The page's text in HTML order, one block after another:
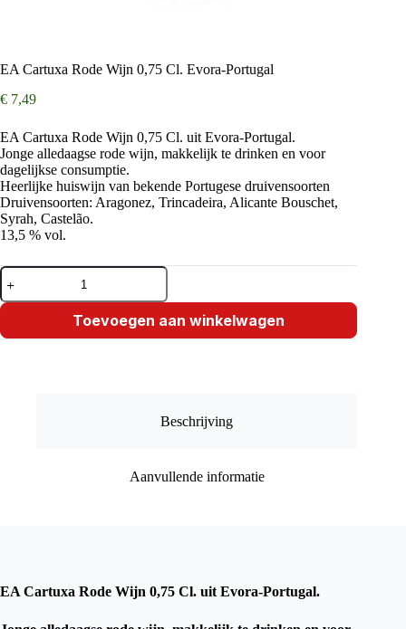
EA Cartuxa Rode Wijn 0,75 Cl. Evora-Portugal
€ 7,49
EA Cartuxa Rode Wijn 0,75 Cl. uit Evora-Portugal.
Jonge alledaagse rode wijn, makkelijk te drinken en voor
dagelijkse consumptie.
Heerlijke huiswijn van bekende Portugese druivensoorten
Druivensoorten: Aragonez, Trincadeira, Alicante Bouschet,
Syrah, Castelão.
13,5 % vol.
EA
Cartuxa
Rode
0,75
Toevoegen aan winkelwagen
Beschrijving
Aanvullende informatie
EA Cartuxa Rode Wijn 0,75 Cl. uit Evora-Portugal.